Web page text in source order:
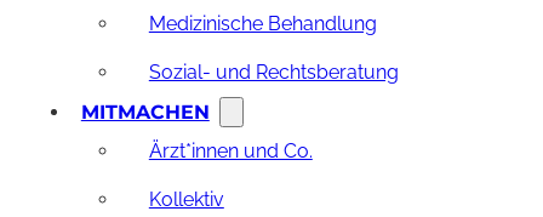
Medizinische Behandlung
Sozial- und Rechtsberatung
MITMACHEN
Ärzt*innen und Co.
Kollektiv